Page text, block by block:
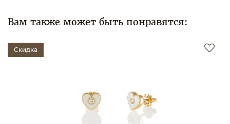
Вам также может быть понравятся:
Скидка